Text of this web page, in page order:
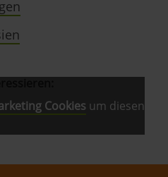
Cookies um diesen